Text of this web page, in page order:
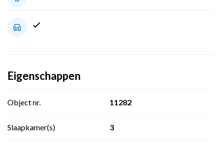
Eigenschappen
Object nr. 11282
Slaapkamer(s) 3